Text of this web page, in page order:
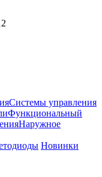
Системы управления
Функциональный
Наружное
Новинки